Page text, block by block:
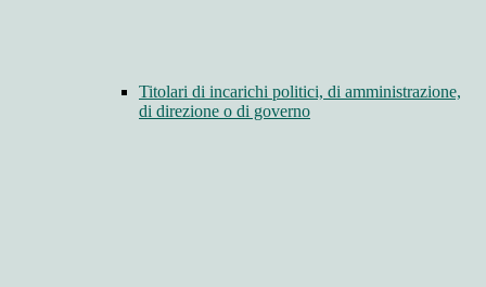
Titolari di incarichi politici, di amministrazione,
di direzione o di governo